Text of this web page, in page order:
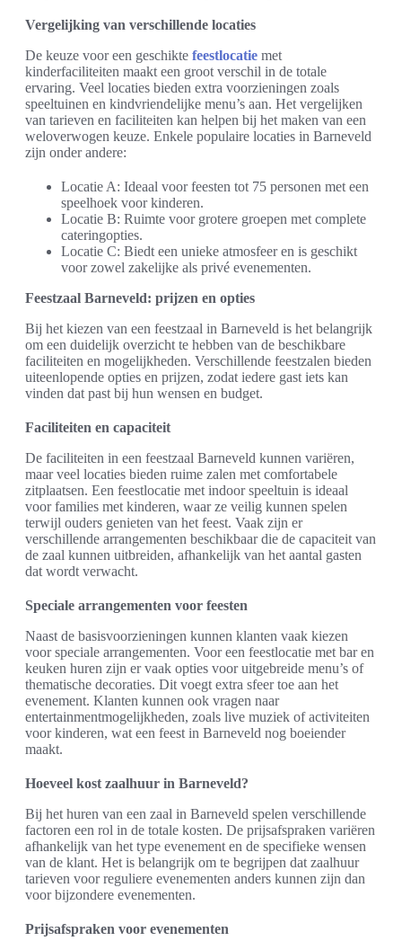
Vergelijking van verschillende locaties
De keuze voor een geschikte feestlocatie met
kinderfaciliteiten maakt een groot verschil in de totale
ervaring. Veel locaties bieden extra voorzieningen zoals
speeltuinen en kindvriendelijke menu’s aan. Het vergelijken
van tarieven en faciliteiten kan helpen bij het maken van een
weloverwogen keuze. Enkele populaire locaties in Barneveld
zijn onder andere:
Locatie A: Ideaal voor feesten tot 75 personen met een
speelhoek voor kinderen.
Locatie B: Ruimte voor grotere groepen met complete
cateringopties.
Locatie C: Biedt een unieke atmosfeer en is geschikt
voor zowel zakelijke als privé evenementen.
Feestzaal Barneveld: prijzen en opties
Bij het kiezen van een feestzaal in Barneveld is het belangrijk
om een duidelijk overzicht te hebben van de beschikbare
faciliteiten en mogelijkheden. Verschillende feestzalen bieden
uiteenlopende opties en prijzen, zodat iedere gast iets kan
vinden dat past bij hun wensen en budget.
Faciliteiten en capaciteit
De faciliteiten in een feestzaal Barneveld kunnen variëren,
maar veel locaties bieden ruime zalen met comfortabele
zitplaatsen. Een feestlocatie met indoor speeltuin is ideaal
voor families met kinderen, waar ze veilig kunnen spelen
terwijl ouders genieten van het feest. Vaak zijn er
verschillende arrangementen beschikbaar die de capaciteit van
de zaal kunnen uitbreiden, afhankelijk van het aantal gasten
dat wordt verwacht.
Speciale arrangementen voor feesten
Naast de basisvoorzieningen kunnen klanten vaak kiezen
voor speciale arrangementen. Voor een feestlocatie met bar en
keuken huren zijn er vaak opties voor uitgebreide menu’s of
thematische decoraties. Dit voegt extra sfeer toe aan het
evenement. Klanten kunnen ook vragen naar
entertainmentmogelijkheden, zoals live muziek of activiteiten
voor kinderen, wat een feest in Barneveld nog boeiender
maakt.
Hoeveel kost zaalhuur in Barneveld?
Bij het huren van een zaal in Barneveld spelen verschillende
factoren een rol in de totale kosten. De prijsafspraken variëren
afhankelijk van het type evenement en de specifieke wensen
van de klant. Het is belangrijk om te begrijpen dat zaalhuur
tarieven voor reguliere evenementen anders kunnen zijn dan
voor bijzondere evenementen.
Prijsafspraken voor evenementen